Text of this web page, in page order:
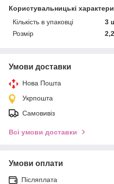
Користувальницькі
Кількість в упаковці
3
Розмір
Умови доставки
Нова Пошта
Укрпошта
Самовивіз
Всі умови доставки
Умови оплати
Післяплата